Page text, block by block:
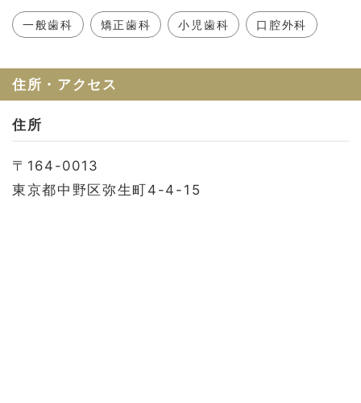
セルフチェック
一般歯科 矯正歯科 小児歯科 口腔外科
住所・アクセス
住所
〒164-0013
東京都中野区弥生町4-4-15